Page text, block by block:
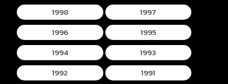
1998
1997
1996
1995
1994
1993
1992
1991